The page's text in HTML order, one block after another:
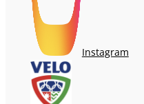
Instagram